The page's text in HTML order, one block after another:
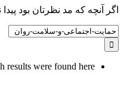
اگر آنچه که مد نظرتان بود
Search
for:
results were found here.